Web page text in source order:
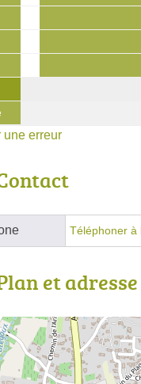
une erreur
Téléphoner à
et adresse